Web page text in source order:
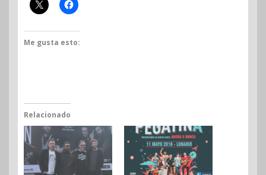
Me gusta esto:
Relacionado